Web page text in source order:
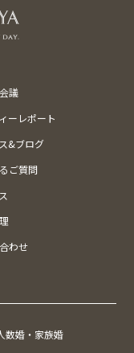
議
ーレポート
&ブログ
ご質問
わせ
数婚・家族婚